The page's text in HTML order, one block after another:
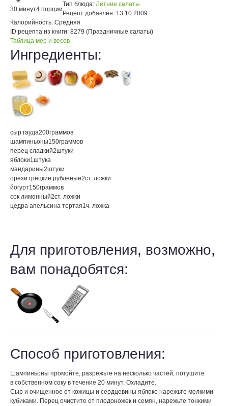
30 минут4 порции
Тип блюда: Летние салаты
Рецепт добавлен: 13.10.2009
Калорийность: Средняя
ID рецепта из книги: 8279 (Праздничные салаты)
Таблица мер и весов
Ингредиенты:
сыр гауда200граммов
шампиньоны150граммов
перец сладкий2штуки
яблоки1штука
мандарины2штуки
орехи грецкие рубленые2ст. ложки
йогурт150граммов
сок лимонный2ст. ложки
цедра апельсина тертая1ч. ложка
Для приготовления, возможно,
вам понадобятся:
Способ приготовления:
Шампиньоны промойте, разрежьте на несколько частей, потушите
в собственном соку в течение 20 минут. Охладите.
Сыр и очищенное от кожицы и сердцевины яблоко нарежьте мелкими
кубиками. Перец очистите от плодоножек и семян, нарежьте тонкими